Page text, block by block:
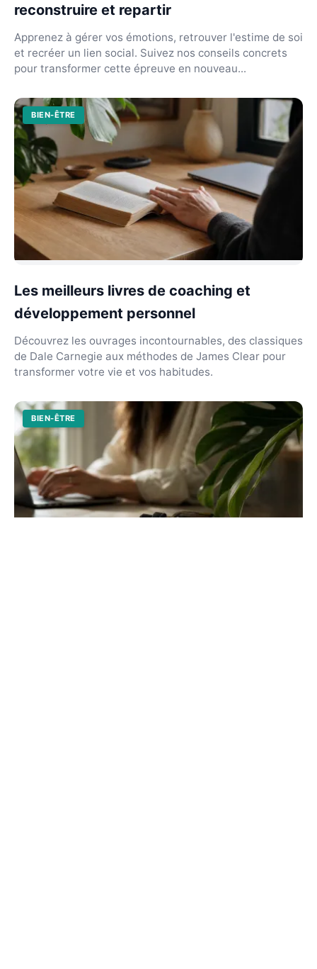
reconstruire et repartir
Apprenez à gérer vos émotions, retrouver l'estime de soi
et recréer un lien social. Suivez nos conseils concrets
pour transformer cette épreuve en nouveau...
BIEN-ÊTRE
Les meilleurs livres de coaching et
développement personnel
Découvrez les ouvrages incontournables, des classiques
de Dale Carnegie aux méthodes de James Clear pour
transformer votre vie et vos habitudes.
BIEN-ÊTRE